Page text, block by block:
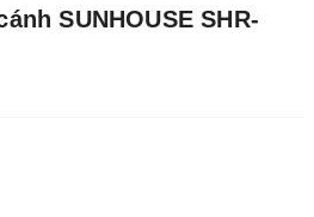
SUNHOUSE SHR-